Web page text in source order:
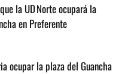
la UD Norte ocupará la
en Preferente
ocupar la plaza del Guancha